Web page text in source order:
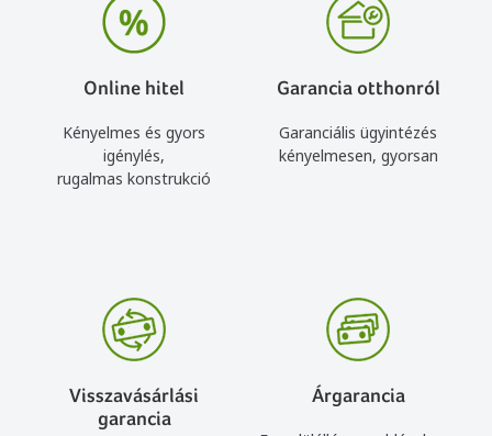
Online hitel
Kényelmes és gyors
igénylés,
rugalmas konstrukció
Garancia otthonról
Garanciális ügyintézés
kényelmesen, gyorsan
Visszavásárlási
garancia
Árgarancia